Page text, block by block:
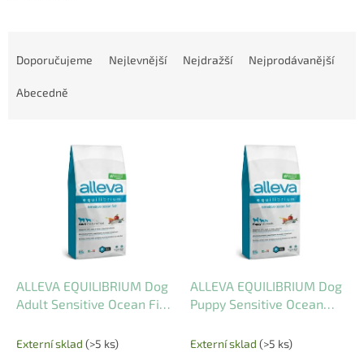
Doporučujeme Nejlevnější Nejdražší Nejprodávanější
Abecedně
ALLEVA EQUILIBRIUM Dog
Adult Sensitive Ocean Fish
Externí sklad (>5 ks)
ALLEVA EQUILIBRIUM Dog
Puppy Sensitive Ocean
Externí sklad (>5 ks)